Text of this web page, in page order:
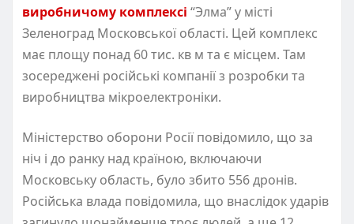
виробничому комплексі “Элма” у місті
Зеленоград Московської області. Цей комплекс
має площу понад 60 тис. кв м та є місцем. Там
зосереджені російські компанії з розробки та
виробництва мікроелектроніки.
Міністерство оборони Росії повідомило, що за
ніч і до ранку над країною, включаючи
Московську область, було збито 556 дронів.
Російська влада повідомила, що внаслідок ударів